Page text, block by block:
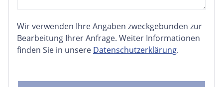
Wir verwenden Ihre Angaben zweckgebunden zur
Bearbeitung Ihrer Anfrage. Weiter Informationen
finden Sie in unsere Datenschutzerklärung.
FACEBOOK